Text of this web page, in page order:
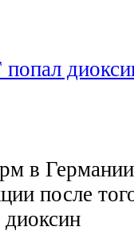
в
после